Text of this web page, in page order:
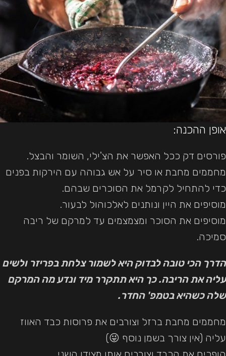
אופן ההכנה:
פורסים דק ככל האפשר את הצ'ילי, השומר והבצל.
מחממים מחבת או סיר על אש גבוהה עם הירקות בפנים
כדי להתחיל לקרמל את הסוכרים שבהם.
מוסיפים את היין ונותנים לאלכוהול לבעור.
מוסיפים את הסוכר ומצמצמים עד למרקם של ריבה
סמיכה.
הדרך הכי טובה לבדוק היא לשמור צלחת בפריזר ולשים
עליה את הריבה. כך היא תתקרר מיד ונדע מה המרקם
שלה כשהיא בטמפ' החדר.
מחממים מחבת ברזל וצורבים את פרוסות כבד האווז
עליה (אין צורך בשמן נוסף 😜)